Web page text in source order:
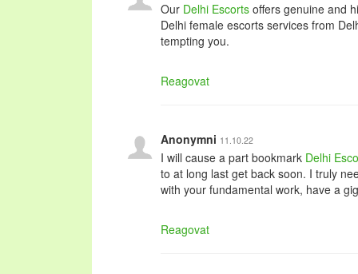
Our Delhi Escorts offers genuine and
Delhi female escorts services from
tempting you.
Reagovat
Anonymni 11.10.22
I will cause a part bookmark Delhi
to at long last get back soon. I truly
with your fundamental work, have a
Reagovat